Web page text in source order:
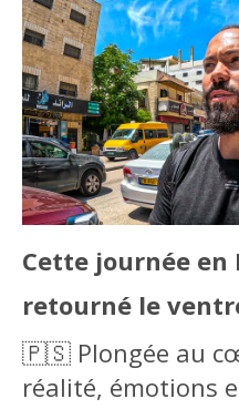
Cette journée en
retourné le
🇵🇸 Plongée au
réalité, émotions